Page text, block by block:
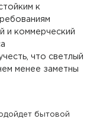
к
и коммерческий
что светлый
менее заметны
бытовой